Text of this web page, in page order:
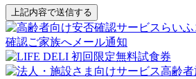
上記内容で送信する